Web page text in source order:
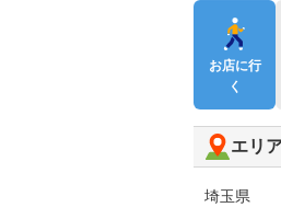
お店に行
く
エリ
埼玉県